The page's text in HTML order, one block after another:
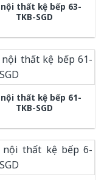
thất kệ bếp 63-
TKB-SGD
thất kệ bếp 61-
TKB-SGD